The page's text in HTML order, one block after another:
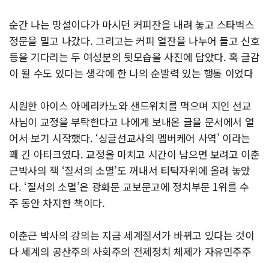
순간 나는 망설이다가 마시던 커피잔을 내려 놓고 스타벅스
정문을 밀고 나갔다. 그리고는 커피 열잔을 나누어 들고 신호
등을 기다리는 두 여성분의 뒷모습을 사진에 담았다. 혹 글감
이 될 수도 있다는 생각에 한 나의 순발력 있는 행동 이었다
시원한 아이스 아메리카노와 샌드위치를 먹으며 지인 선교
사님이 교정을 부탁한다고 나에게 보내온 글을 문서에서 열
어서 보기 시작했다. ‘싱글선교사의 멤버케어 사역’ 이라는
꽤 긴 아티크였다. 교정을 마치고 시간이 남으면 보려고 이춘
근박사의 책 ‘질서의 소멸’도 꺼내서 티탁자위에 올려 놓았
다. ‘질서의 소멸’은 광화문 교보문고에 정치부문 1위를 수
주 동안 차지한 책이다.
이춘근 박사의 강의는 지금 세계질서가 바뀌고 있다는 것이
다 세계의 공산주의 사회주의 전제정치 체제가 자유민주주